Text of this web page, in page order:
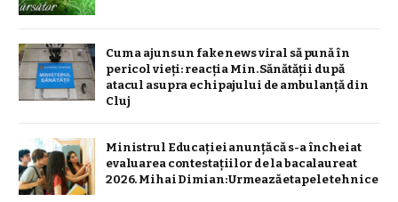
Cum a ajuns un fake news viral să pună în
pericol vieți: reacția Min. Sănătății după
atacul asupra echipajului de ambulanță din
Cluj
Ministrul Educației anunță că s-a încheiat
evaluarea contestațiilor de la bacalaureat
2026. Mihai Dimian: Urmează etapele tehnice